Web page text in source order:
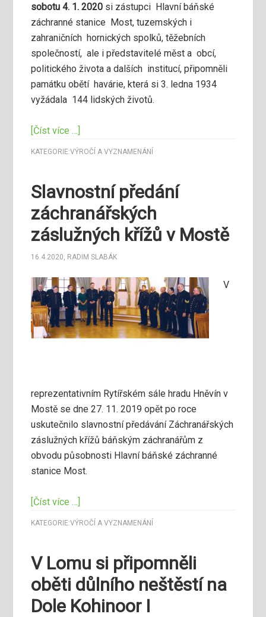
sobotu 4. 1. 2020 si zástupci Hlavní báňské
záchranné stanice Most, tuzemských i
zahraničních hornických spolků, těžebních
společností, ale i představitelé měst a obcí,
politického života a dalších institucí, připomněli
památku obětí havárie, která si 3. ledna 1934
vyžádala 144 lidských životů.
[Číst více …]
KATEGORIE:VÝROČÍ A VYZNAMENÁNÍ
Slavnostní předání
záchranářských
záslužných křížů v Mostě
16.4.2020, RADIM SLABÁK
V
reprezentativním Rytířském sále hradu Hněvín v
Mostě se dne 27. 11. 2019 opět po roce
uskutečnilo slavnostní předávání Záchranářských
záslužných křížů báňským záchranářům z
obvodu působnosti Hlavní báňské záchranné
stanice Most.
[Číst více …]
KATEGORIE:VÝROČÍ A VYZNAMENÁNÍ
V Lomu si připomněli
oběti důlního neštěstí na
Dole Kohinoor I